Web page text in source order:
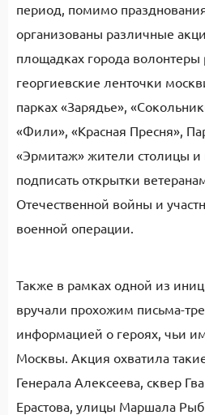
период, помимо
организованы различные
площадках города волонтеры
георгиевские ленточки
парках «Зарядье»,
«Фили», «Красная Пресня»,
«Эрмитаж» жители столицы и
подписать открытки
Отечественной войны и
военной операции.
Также в рамках одной из
вручали прохожим письма-
информацией о героях, чьи
Москвы. Акция охватила
Генерала Алексеева, сквер
Ерастова, улицы Маршала